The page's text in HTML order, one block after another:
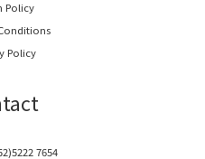
Policy
Policy
7654